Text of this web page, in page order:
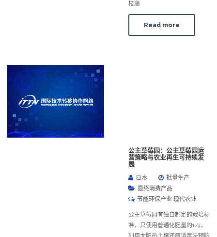
枝藤
Read more
公主草莓园：公主草莓园运
营策略与农业再生可持续发
展
日本
批量生产
最终消费产品
节能环保产业 现代农业
公主草莓园有独自制定的栽培标
准，只使用普通化肥量的1/4。